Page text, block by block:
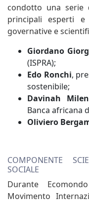
condotto una
principali esperti e
governative e
Giordano
(ISPRA);
Edo Ronchi,
sostenibile;
Davinah
Banca africana
Oliviero
COMPONENTE
SOCIALE
Durante
Movimento